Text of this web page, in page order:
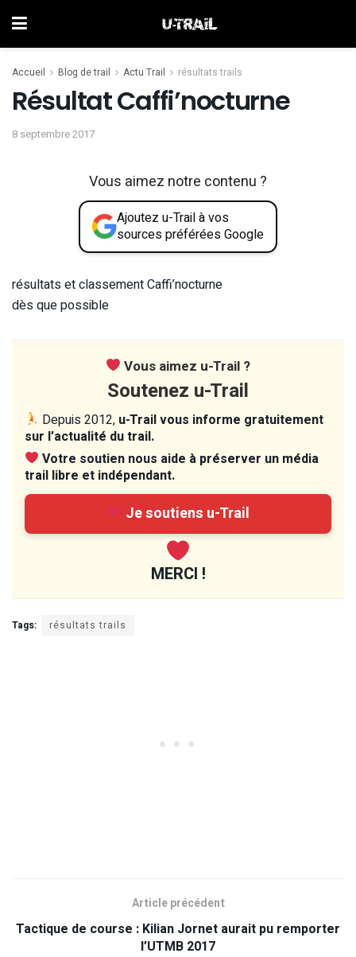
Accueil Blog de trail Actu Trail résultats trails
Résultat Caffi’nocturne
8 septembre 2017
Vous aimez notre contenu ?
Ajoutez u-Trail à vos
sources préférées Google
résultats et classement Caffi’nocturne
dès que possible
Vous aimez u-Trail ?
Soutenez u-Trail
Depuis 2012, u-Trail vous informe gratuitement
sur l’actualité du trail.
Votre soutien nous aide à préserver un média
trail libre et indépendant.
Je soutiens u-Trail
MERCI !
Tags: résultats trails
Article précédent
Tactique de course : Kilian Jornet aurait pu remporter
l’UTMB 2017